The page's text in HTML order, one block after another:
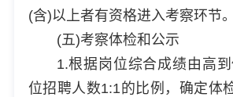
(含)以上者有资格进入考察环节。
(五)考察体检和公示
1.根据岗位综合成绩由高
位招聘人数1:1的比例，确定体